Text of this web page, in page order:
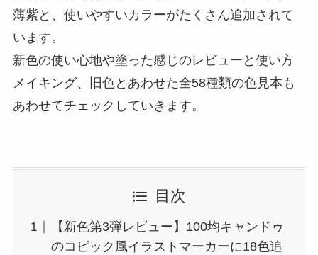
薄紫と、使いやすいカラーがたくさん追加されて
います。
新色の使い心地や塗った感じのレビューと使い方
メイキング、旧色とあわせた全58種類の色見本も
あわせてチェックしていきます。
目次
【新色第3弾レビュー】100均キャンドゥ
のコピック風イラストマーカーに18色追